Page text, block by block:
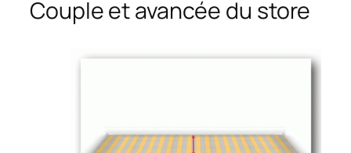
Couple et avancée du store